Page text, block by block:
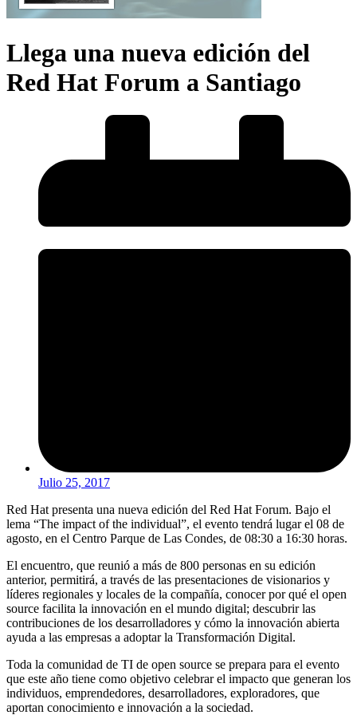
Llega una nueva edición del
Red Hat Forum a Santiago
Julio 25, 2017
Red Hat presenta una nueva edición del Red Hat Forum. Bajo el
lema “The impact of the individual”, el evento tendrá lugar el 08 de
agosto, en el Centro Parque de Las Condes, de 08:30 a 16:30 horas.
El encuentro, que reunió a más de 800 personas en su edición
anterior, permitirá, a través de las presentaciones de visionarios y
líderes regionales y locales de la compañía, conocer por qué el open
source facilita la innovación en el mundo digital; descubrir las
contribuciones de los desarrolladores y cómo la innovación abierta
ayuda a las empresas a adoptar la Transformación Digital.
Toda la comunidad de TI de open source se prepara para el evento
que este año tiene como objetivo celebrar el impacto que generan los
individuos, emprendedores, desarrolladores, exploradores, que
aportan conocimiento e innovación a la sociedad.